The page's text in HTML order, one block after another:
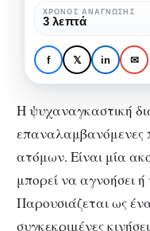
ΨΥΧΟΛΟΓΊΑ
που μας
που
μας
απορροφούν
ΧΡΌΝΟΣ ΑΝΆΓΝΩΣΗΣ
3 λεπτά
f 𝕏 in ✉
Η ψυχαναγκαστική
επαναλαμβανόμενες
ατόμων. Είναι μία
μπορεί να αγνοήσει
Παρουσιάζεται ως
συγκεκριμένες